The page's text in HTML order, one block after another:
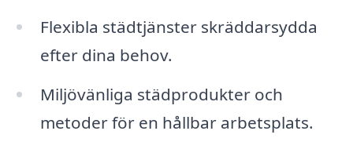
Flexibla städtjänster skräddarsydda
efter dina behov.
Miljövänliga städprodukter och
metoder för en hållbar arbetsplats.